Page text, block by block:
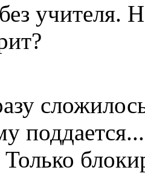
учителя.
Только